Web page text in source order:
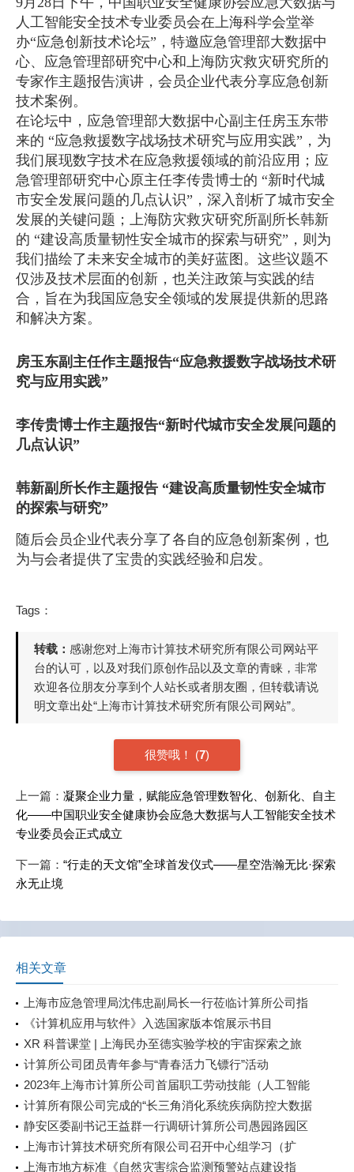
人工智能安全技术专业委员会在上海科学会堂举
办“应急创新技术论坛”，特邀应急管理部大数据中
心、应急管理部研究中心和上海防灾救灾研究所的
专家作主题报告演讲，会员企业代表分享应急创新
技术案例。
在论坛中，应急管理部大数据中心副主任房玉东带
来的 “应急救援数字战场技术研究与应用实践”，为
我们展现数字技术在应急救援领域的前沿应用；应
急管理部研究中心原主任李传贵博士的 “新时代城
市安全发展问题的几点认识”，深入剖析了城市安全
发展的关键问题；上海防灾救灾研究所副所长韩新
的 “建设高质量韧性安全城市的探索与研究”，则为
我们描绘了未来安全城市的美好蓝图。这些议题不
仅涉及技术层面的创新，也关注政策与实践的结
合，旨在为我国应急安全领域的发展提供新的思路
和解决方案。
房玉东副主任作主题报告“应急救援数字战场技术研
究与应用实践”
李传贵博士作主题报告“新时代城市安全发展问题的
几点认识”
韩新副所长作主题报告 “建设高质量韧性安全城市
的探索与研究”
随后会员企业代表分享了各自的应急创新案例，也
为与会者提供了宝贵的实践经验和启发。
Tags：
转载： 感谢您对上海市计算技术研究所有限公司网站平
台的认可，以及对我们原创作品以及文章的青睐，非常
欢迎各位朋友分享到个人站长或者朋友圈，但转载请说
明文章出处“上海市计算技术研究所有限公司网站”。
很赞哦！ (7)
上一篇： 凝聚企业力量，赋能应急管理数智化、创新化、自主
化——中国职业安全健康协会应急大数据与人工智能安全技术
专业委员会正式成立
下一篇： “行走的天文馆”全球首发仪式——星空浩瀚无比·探索
永无止境
相关文章
上海市应急管理局沈伟忠副局长一行莅临计算所公司指
导调研
《计算机应用与软件》入选国家版本馆展示书目
XR 科普课堂 | 上海民办至德实验学校的宇宙探索之旅
计算所公司团员青年参与“青春活力飞镖行”活动
2023年上海市计算所公司首届职工劳动技能（人工智能
训练）竞赛成功举行
计算所有限公司完成的“长三角消化系统疾病防控大数据
创新示范应用”被收录于上海市科委《2022年科技年鉴》
现代服务业板块
静安区委副书记王益群一行调研计算所公司愚园路园区
上海市计算技术研究所有限公司召开中心组学习（扩
大）会——专题学习习近平论坚持总体国家安全观
上海市地方标准《自然灾害综合监测预警站点建设指